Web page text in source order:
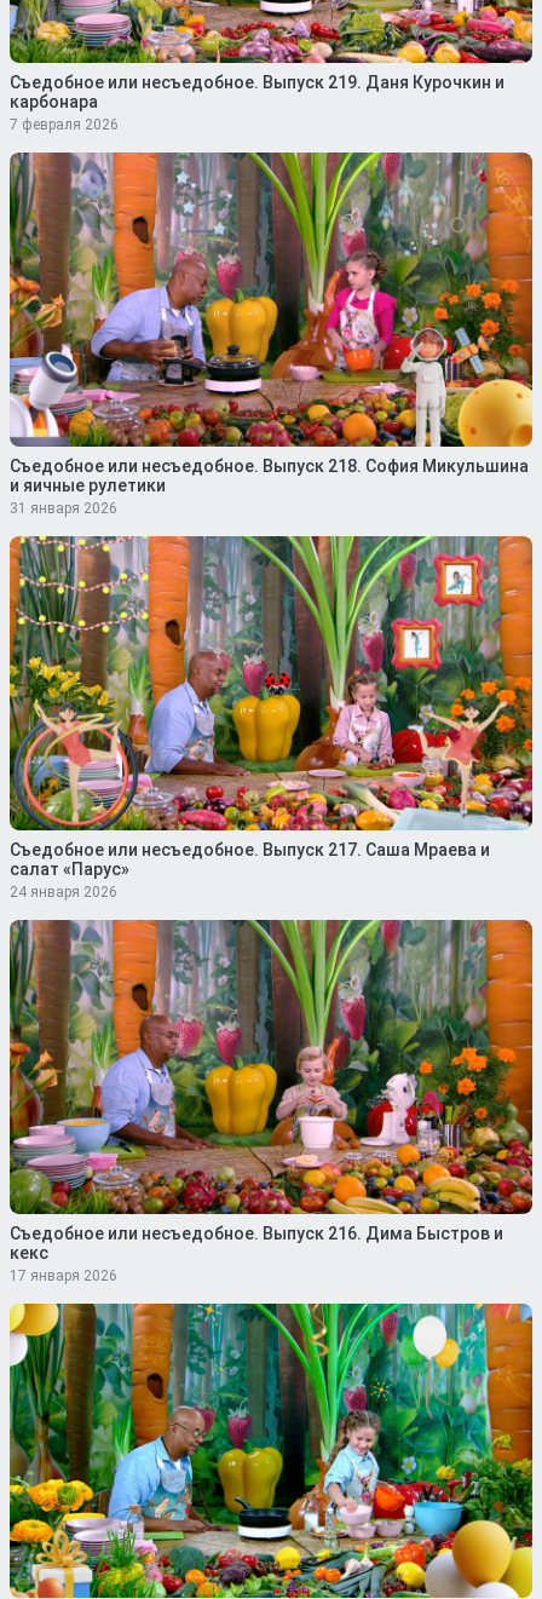
Съедобное или несъедобное. Выпуск 219. Даня Курочкин и
карбонара
7 февраля 2026
Съедобное или несъедобное. Выпуск 218. София Микульшина
и яичные рулетики
31 января 2026
Съедобное или несъедобное. Выпуск 217. Саша Мраева и
салат «Парус»
24 января 2026
Съедобное или несъедобное. Выпуск 216. Дима Быстров и
кекс
17 января 2026